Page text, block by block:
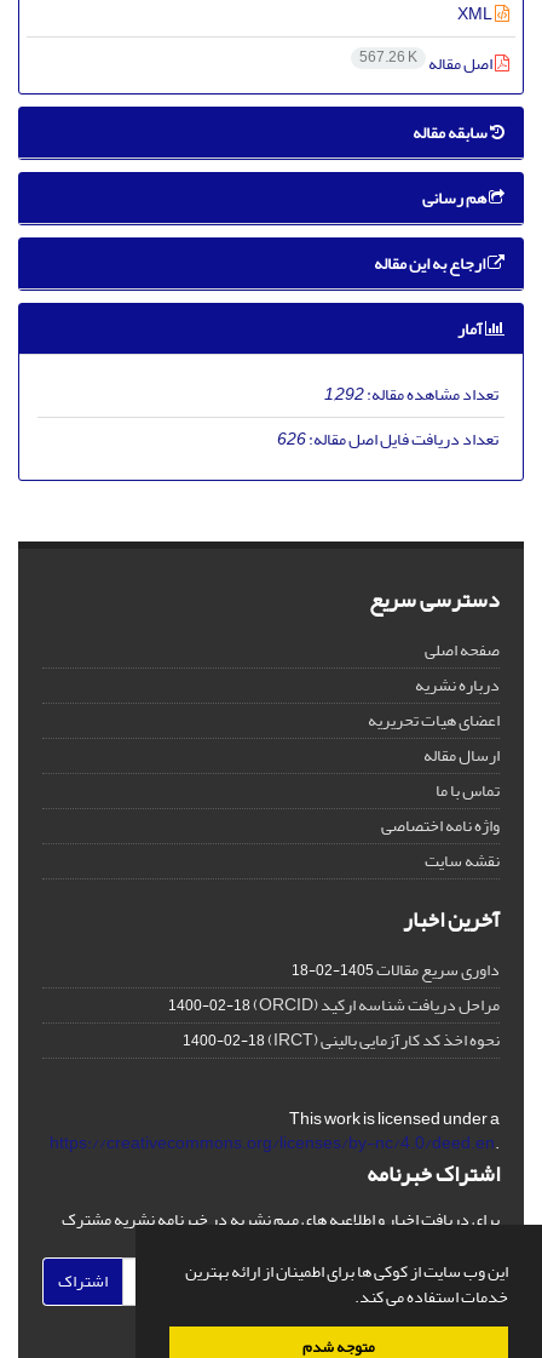
این وب سایت از کوکی ها برای اطمینان از ارائه بهترین
خدمات استفاده می کند.
متوجه شدم
اصل مقاله 567.26 K
سابقه مقاله
هم رسانی
ارجاع به این مقاله
آمار
تعداد مشاهده مقاله:1,292
تعداد دریافت فایل اصل مقاله:626
دسترسی سریع
صفحه اصلی
درباره نشریه
اعضای هیات تحریریه
ارسال مقاله
تماس با ما
واژه نامه اختصاصی
نقشه سایت
آخرین اخبار
داوری سریع مقالات1405-02-18
مراحل دریافت شناسه ارکید (ORCID) 1400-02-18
نحوه اخذ کد کارآزمایی بالینی (IRCT) 1400-02-18
This work is licensed under a
https://creativecommons.org/licenses/by-nc/4.0/deed.en.
اشتراک خبرنامه
برای دریافت اخبار و اطلاعیه های مهم نشریه در خبرنامه نشریه مشترک
اشتراک